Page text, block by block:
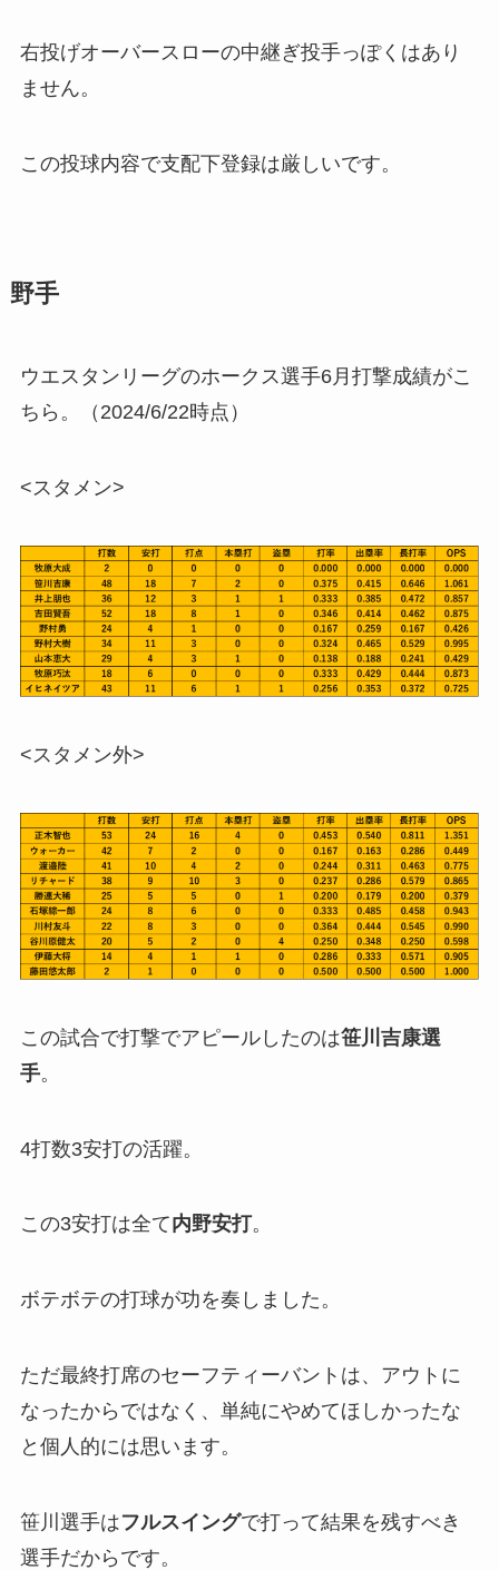
右投げオーバースローの中継ぎ投手っぽくはあり
ません。
この投球内容で支配下登録は厳しいです。
野手
ウエスタンリーグのホークス選手6月打撃成績がこ
ちら。（2024/6/22時点）
<スタメン>
<スタメン外>
この試合で打撃でアピールしたのは笹川吉康選
手。
4打数3安打の活躍。
この3安打は全て内野安打。
ボテボテの打球が功を奏しました。
ただ最終打席のセーフティーバントは、アウトに
なったからではなく、単純にやめてほしかったな
と個人的には思います。
笹川選手はフルスイングで打って結果を残すべき
選手だからです。